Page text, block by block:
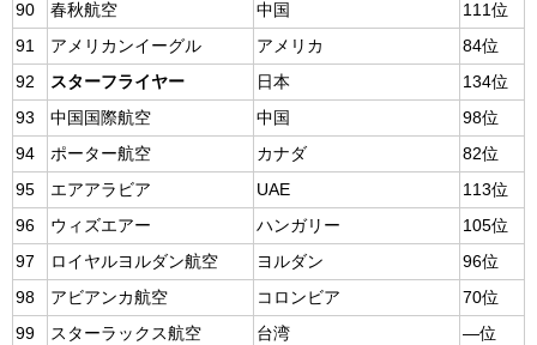
90
春秋航空 中国
111位
91
アメリカンイーグル アメリカ
84位
92
スターフライヤー 日本
134位
93
中国国際航空 中国
98位
94
ポーター航空 カナダ
82位
95
エアアラビア UAE
113位
96
ウィズエアー ハンガリー
105位
97
ロイヤルヨルダン航空 ヨルダン
96位
98
アビアンカ航空 コロンビア
70位
99
スターラックス航空 台湾
―位